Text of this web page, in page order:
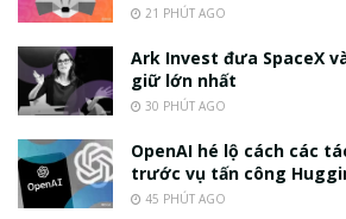
21 PHÚT AGO
Ark Invest đưa SpaceX
giữ lớn nhất
30 PHÚT AGO
OpenAI hé lộ cách các
trước vụ tấn công
45 PHÚT AGO